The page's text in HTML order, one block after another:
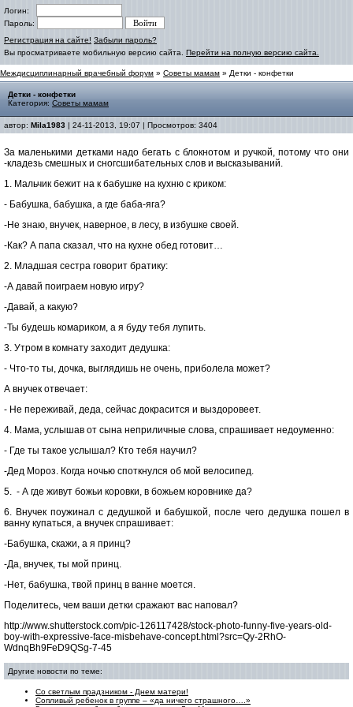
Логин:
Пароль:
Регистрация на сайте! Забыли пароль?
Вы просматриваете мобильную версию сайта. Перейти на полную версию сайта.
Междисциплинарный врачебный форум » Советы мамам » Детки - конфетки
Детки - конфетки
Категория: Советы мамам
автор: Mila1983 | 24-11-2013, 19:07 | Просмотров: 3404
За маленькими детками надо бегать с блокнотом и ручкой, потому что они
-кладезь смешных и сногсшибательных слов и высказываний.
1. Мальчик бежит на к бабушке на кухню с криком:
- Бабушка, бабушка, а где баба-яга?
-Не знаю, внучек, наверное, в лесу, в избушке своей.
-Как? А папа сказал, что на кухне обед готовит…
2. Младшая сестра говорит братику:
-А давай поиграем новую игру?
-Давай, а какую?
-Ты будешь комариком, а я буду тебя лупить.
3. Утром в комнату заходит дедушка:
- Что-то ты, дочка, выглядишь не очень, приболела может?
А внучек отвечает:
- Не переживай, деда, сейчас докрасится и выздоровеет.
4. Мама, услышав от сына неприличные слова, спрашивает недоуменно:
- Где ты такое услышал? Кто тебя научил?
-Дед Мороз. Когда ночью споткнулся об мой велосипед.
5. - А где живут божьи коровки, в божьем коровнике да?
6. Внучек поужинал с дедушкой и бабушкой, после чего дедушка пошел в
ванну купаться, а внучек спрашивает:
-Бабушка, скажи, а я принц?
-Да, внучек, ты мой принц.
-Нет, бабушка, твой принц в ванне моется.
Поделитесь, чем ваши детки сражают вас наповал?
http://www.shutterstock.com/pic-126117428/stock-photo-funny-five-years-old-
boy-with-expressive-face-misbehave-concept.html?src=Qy-2RhO-
WdnqBh9FeD9QSg-7-45
Другие новости по теме:
Со светлым прадзником - Днем матери!
Сопливый ребенок в группе – «да ничего страшного….»